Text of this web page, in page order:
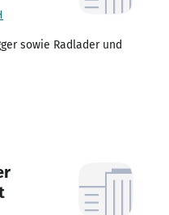
sowie Radlader und